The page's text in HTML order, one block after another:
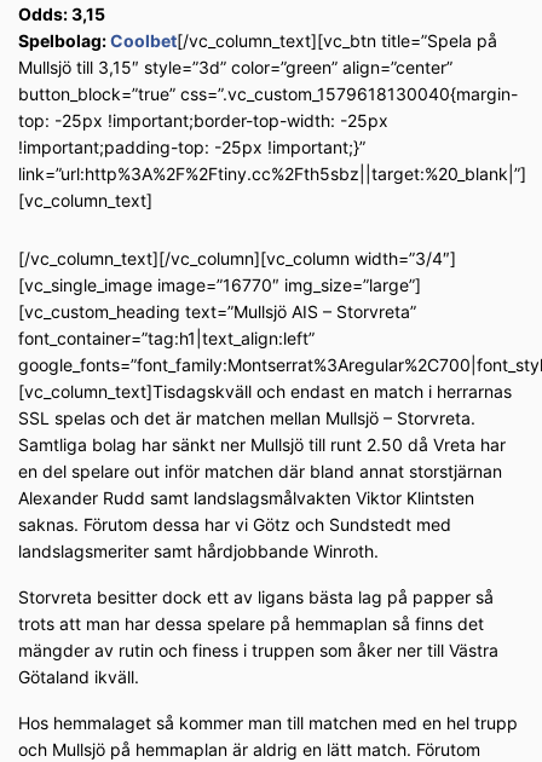
Odds: 3,15
Spelbolag:Coolbet[/vc_column_text][vc_btn title=”Spela på
Mullsjö till 3,15″ style=”3d” color=”green” align=”center”
button_block=”true” css=”.vc_custom_1579618130040{margin-
top: -25px !important;border-top-width: -25px
!important;padding-top: -25px !important;}”
link=”url:http%3A%2F%2Ftiny.cc%2Fth5sbz||target:%20_blank|”]
[vc_column_text]
[/vc_column_text][/vc_column][vc_column width=”3/4″]
[vc_single_image image=”16770″ img_size=”large”]
[vc_custom_heading text=”Mullsjö AIS – Storvreta”
font_container=”tag:h1|text_align:left”
[vc_column_text]Tisdagskväll och endast en match i herrarnas
SSL spelas och det är matchen mellan Mullsjö – Storvreta.
Samtliga bolag har sänkt ner Mullsjö till runt 2.50 då Vreta har
en del spelare out inför matchen där bland annat storstjärnan
Alexander Rudd samt landslagsmålvakten Viktor Klintsten
saknas. Förutom dessa har vi Götz och Sundstedt med
landslagsmeriter samt hårdjobbande Winroth.
Storvreta besitter dock ett av ligans bästa lag på papper så
trots att man har dessa spelare på hemmaplan så finns det
mängder av rutin och finess i truppen som åker ner till Västra
Götaland ikväll.
Hos hemmalaget så kommer man till matchen med en hel trupp
och Mullsjö på hemmaplan är aldrig en lätt match. Förutom